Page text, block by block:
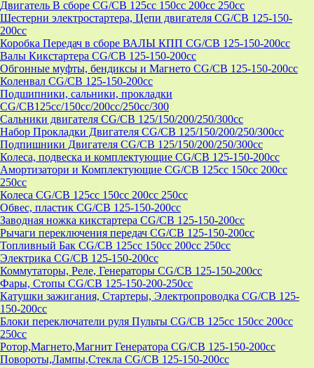
Двигатель В сборе CG/CB 125cc 150cc 200cc 250cc
Шестерни электростартера, Цепи двигателя CG/CB 125-150-
200cc
Коробка Передач в сборе ВАЛЫ КПП CG/CB 125-150-200cc
Валы Кикстартера CG/CB 125-150-200cc
Обгонные муфты, бендиксы и Магнето CG/CB 125-150-200cc
Коленвал CG/CB 125-150-200cc
Подшипники, сальники, прокладки
CG/CB125сс/150cc/200cc/250cc/300
Сальники двигателя CG/CB 125/150/200/250/300cc
Набор Прокладки Двигателя CG/CB 125/150/200/250/300cc
Подпишники Двигателя CG/CB 125/150/200/250/300cc
Колеса, подвеска и комплектующие CG/CB 125-150-200cc
Амортизатори и Комплектующие CG/CB 125cc 150cc 200cc
250cc
Колеса CG/CB 125cc 150cc 200cc 250cc
Обвес, пластик CG/CB 125-150-200cc
Заводная ножка кикстартера CG/CB 125-150-200cc
Рычаги переключения передач CG/CB 125-150-200cc
Топливный Бак CG/CB 125cc 150cc 200cc 250cc
Электрика CG/CB 125-150-200cc
Коммутаторы, Реле, Генераторы CG/CB 125-150-200cc
Фары, Стопы CG/CB 125-150-200-250cc
Катушки зажигания, Стартеры, Электропроводка CG/CB 125-
150-200cc
Блоки переключатели руля Пульты CG/CB 125cc 150cc 200cc
250cc
Ротор,Магнето,Магнит Генератора CG/CB 125-150-200cc
Повороты,Лампы,Стекла CG/CB 125-150-200cc